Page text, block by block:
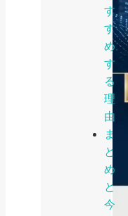
す
す
め
す
る
理
由
ま
と
め
と
今